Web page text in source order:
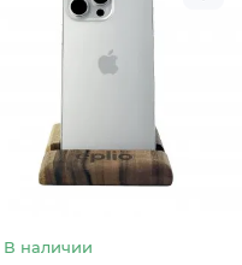
В наличии